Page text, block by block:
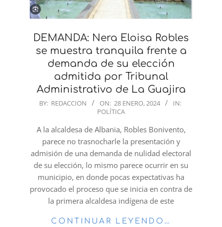
DEMANDA: Nera Eloisa Robles
se muestra tranquila frente a
demanda de su elección
admitida por Tribunal
Administrativo de La Guajira
2024-
BY: REDACCION ON: 28 ENERO, 2024
IN:
POLÍTICA
A la alcaldesa de Albania, Robles Bonivento,
parece no trasnocharle la presentación y
admisión de una demanda de nulidad electoral
de su elección, lo mismo parece ocurrir en su
municipio, en donde pocas expectativas ha
provocado el proceso que se inicia en contra de
la primera alcaldesa indígena de este
CONTINUAR LEYENDO…